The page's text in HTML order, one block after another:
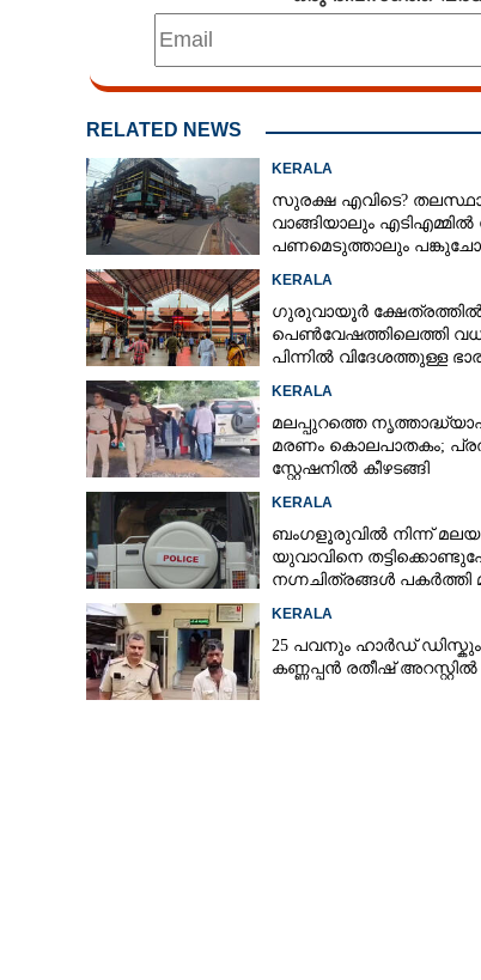
RELATED NEWS
KERALA
സുരക്ഷ എവിടെ?​
വാങ്ങിയാലും എടിഎമ്മിൽ
പണമെടുത്താലും
KERALA
ഗുരുവായൂർ
പെൺവേഷത്തിലെത്തി
പിന്നിൽ വിദേശത്തുള്ള
KERALA
മലപ്പുറത്തെ
മരണം കൊലപാതകം;
സ്റ്റേഷനിൽ കീഴടങ്ങി
KERALA
ബംഗളൂരുവിൽ നിന്ന്
യുവാവിനെ
നഗ്നചിത്രങ്ങൾ പകർത്തി
KERALA
25 പവനും ഹാർഡ്
കണ്ണപ്പൻ രതീഷ് അറസ്റ്റിൽ